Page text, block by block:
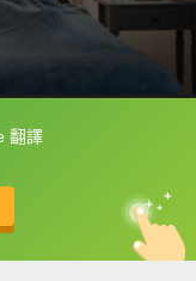
翻譯
字典喔！
中
英